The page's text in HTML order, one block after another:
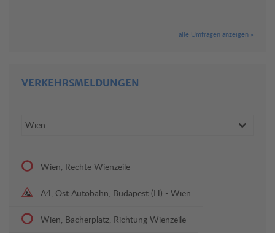
alle Umfragen anzeigen »
VERKEHRSMELDUNGEN
Wien, Rechte Wienzeile
A4, Ost Autobahn, Budapest (H) - Wien
Wien, Bacherplatz, Richtung Wienzeile